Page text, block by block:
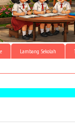
Lambang Sekolah